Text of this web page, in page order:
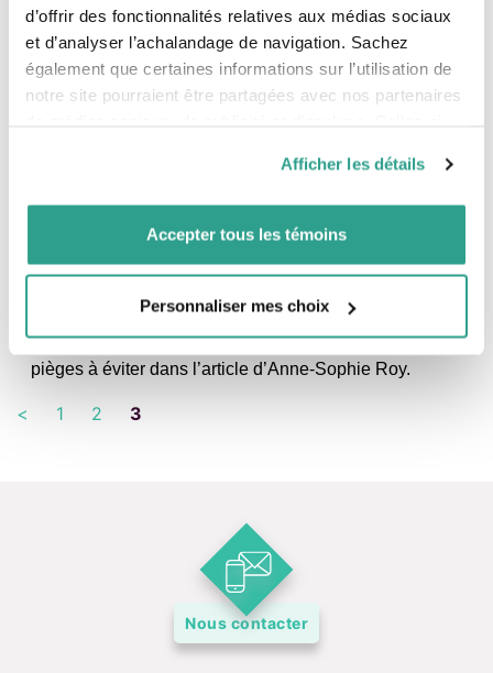
d’offrir des fonctionnalités relatives aux médias sociaux
et d’analyser l’achalandage de navigation. Sachez
également que certaines informations sur l’utilisation de
notre site pourraient être partagées avec nos partenaires
vous leur auriez fournies ou qu’ils auraient collectées lors
de votre utilisation de leurs services.
Afficher les détails
Accepter tous les témoins
Personnaliser mes choix
19
MARS
2021
pression et l’émotion
Dans le cadre de la flambée des prix de l’immobilier et
de la férocité tant des acheteurs que des vendeurs,
Saber Gallali, B.A.A., Pl. Fin., conseiller en gestion de
patrimoine, éclaire les lecteurs du 24H Montréal sur les
pièges à éviter dans l’article d’Anne-Sophie Roy.
< 1 2 3
Nous contacter